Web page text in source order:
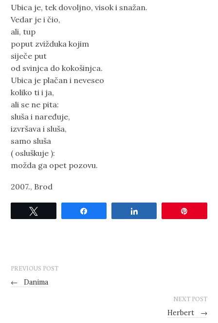
Ubica je, tek dovoljno, visok i snažan.
Vedar je i čio,
ali, tup
poput zvižduka kojim
siječe put
od svinjca do kokošinjca.
Ubica je plačan i neveseo
koliko ti i ja,
ali se ne pita:
sluša i naređuje,
izvršava i sluša,
samo sluša
( osluškuje ):
možda ga opet pozovu.
2007., Brod
PREVIOUS POST
← Danima
NEXT POST
Herbert →